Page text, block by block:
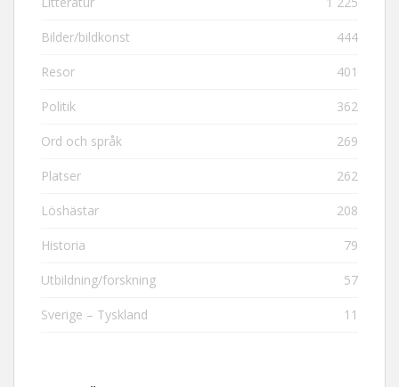
Bilder/bildkonst 444
Resor 401
Politik 362
Ord och språk 269
Platser 262
Löshästar 208
Historia 79
Utbildning/forskning 57
Sverige – Tyskland 11